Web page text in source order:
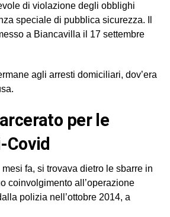
di violazione degli obblighi
speciale di pubblica sicurezza. Il
a Biancavilla il 17 settembre
agli arresti domiciliari, dov’era
per le
Covid
mesi fa, si trovava dietro le sbarre in
coinvolgimento all’operazione
polizia nell’ottobre 2014, a